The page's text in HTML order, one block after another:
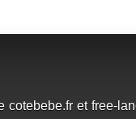
cotebebe.fr et free-